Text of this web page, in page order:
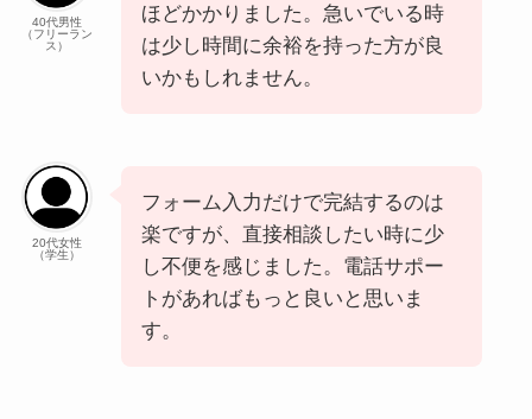
40代男性
（フリーラン
ス）
ほどかかりました。急いでいる時
は少し時間に余裕を持った方が良
いかもしれません。
20代女性
（学生）
フォーム入力だけで完結するのは
楽ですが、直接相談したい時に少
し不便を感じました。電話サポー
トがあればもっと良いと思いま
す。